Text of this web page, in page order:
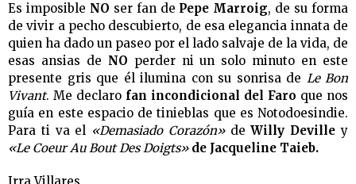
Es imposible NO ser fan de Pepe Marroig, de su forma
de vivir a pecho descubierto, de esa elegancia innata de
quien ha dado un paseo por el lado salvaje de la vida, de
esas ansias de NO perder ni un solo minuto en este
presente gris que él ilumina con su sonrisa de Le Bon
Vivant. Me declaro fan incondicional del Faro que nos
guía en este espacio de tinieblas que es Notodoesindie.
Para ti va el «Demasiado Corazón»deWilly Devilley
«Le Coeur Au Bout Des Doigts»de Jacqueline Taieb.